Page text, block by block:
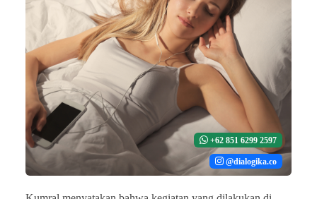
+62 851 6299 2597
@dialogika.co